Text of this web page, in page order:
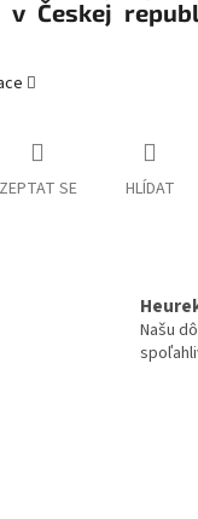
v Českej
ZEPTAT SE HLÍDAT
Našu